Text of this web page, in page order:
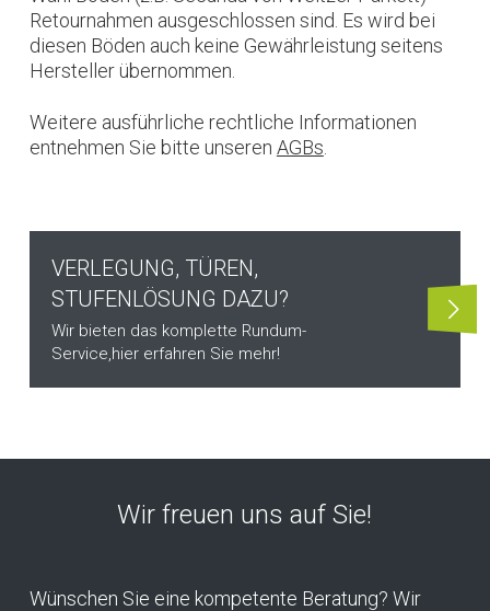
Retournahmen ausgeschlossen sind. Es wird bei
diesen Böden auch keine Gewährleistung seitens
Hersteller übernommen.
Weitere ausführliche rechtliche Informationen
entnehmen Sie bitte unseren AGBs
VERLEGUNG, TÜREN,
STUFENLÖSUNG DAZU?
Wir bieten das komplette Rundum-
Service,hier erfahren Sie mehr!
Wir freuen uns auf Sie!
Wünschen Sie eine kompetente Beratung? Wir